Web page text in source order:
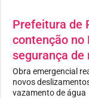
Prefeitura de
contenção no
segurança de
Obra emergencial
novos
vazamento de água